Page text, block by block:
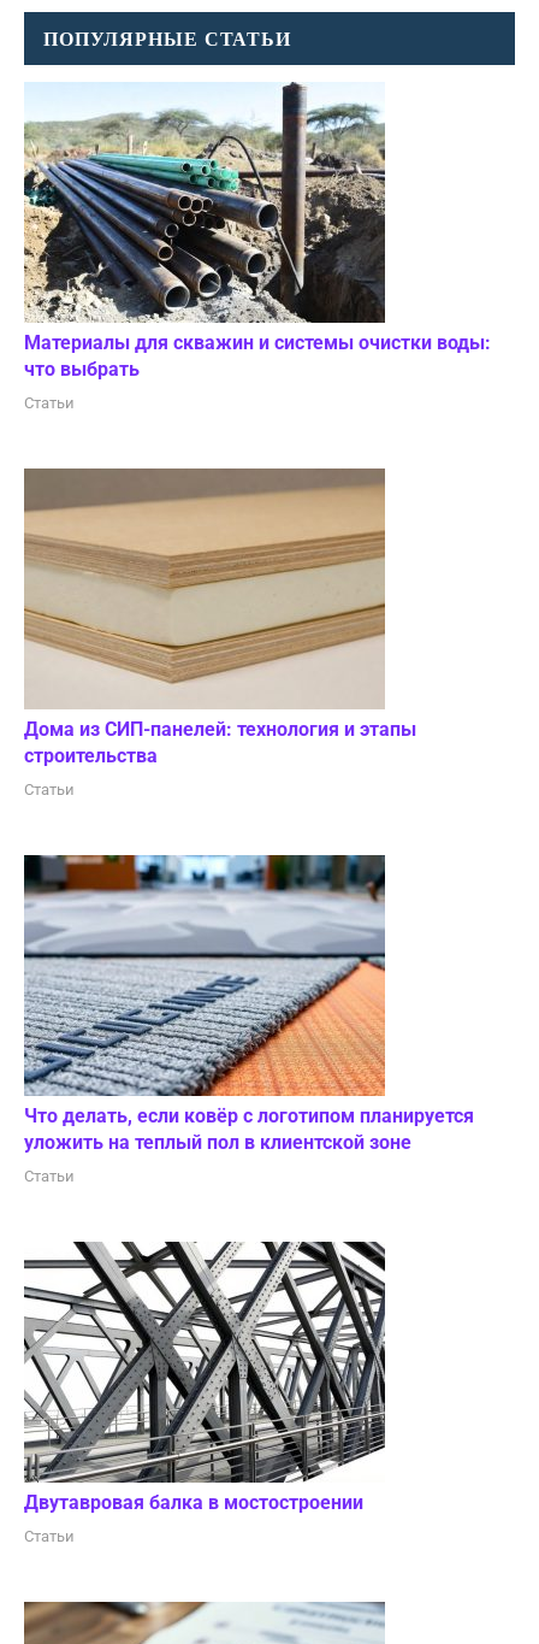
ПОПУЛЯРНЫЕ СТАТЬИ
Материалы для скважин и системы очистки воды:
что выбрать
Статьи
Дома из СИП-панелей: технология и этапы
строительства
Статьи
Что делать, если ковёр с логотипом планируется
уложить на теплый пол в клиентской зоне
Статьи
Двутавровая балка в мостостроении
Статьи